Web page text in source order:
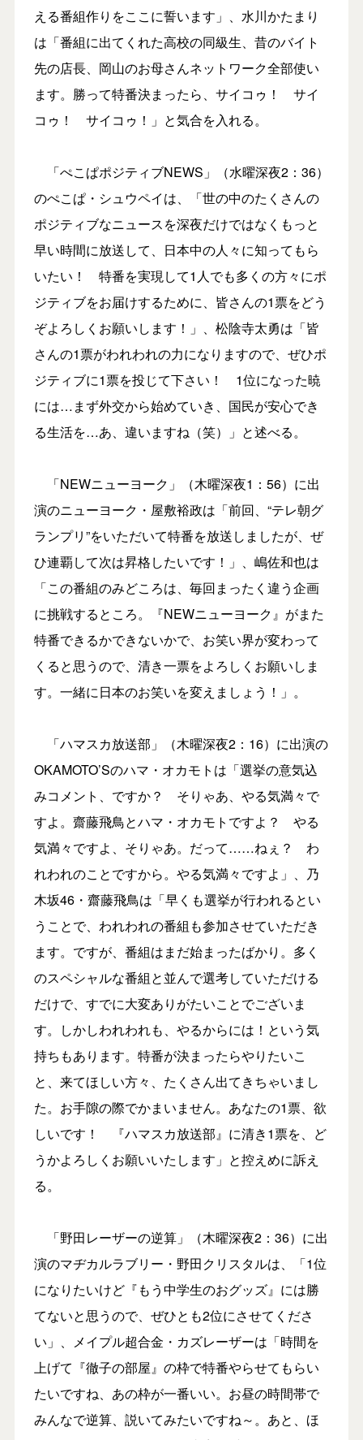
える番組作りをここに誓います」、水川かたまり
は「番組に出てくれた高校の同級生、昔のバイト
先の店長、岡山のお母さんネットワーク全部使い
ます。勝って特番決まったら、サイコゥ！ サイ
コゥ！ サイコゥ！」と気合を入れる。
「ぺこぱポジティブNEWS」（水曜深夜2：36）
のぺこぱ・シュウペイは、「世の中のたくさんの
ポジティブなニュースを深夜だけではなくもっと
早い時間に放送して、日本中の人々に知ってもら
いたい！ 特番を実現して1人でも多くの方々にポ
ジティブをお届けするために、皆さんの1票をどう
ぞよろしくお願いします！」、松陰寺太勇は「皆
さんの1票がわれわれの力になりますので、ぜひポ
ジティブに1票を投じて下さい！ 1位になった暁
には…まず外交から始めていき、国民が安心でき
る生活を…あ、違いますね（笑）」と述べる。
「NEWニューヨーク」（木曜深夜1：56）に出
演のニューヨーク・屋敷裕政は「前回、“テレ朝グ
ランプリ”をいただいて特番を放送しましたが、ぜ
ひ連覇して次は昇格したいです！」、嶋佐和也は
「この番組のみどころは、毎回まったく違う企画
に挑戦するところ。『NEWニューヨーク』がまた
特番できるかできないかで、お笑い界が変わって
くると思うので、清き一票をよろしくお願いしま
す。一緒に日本のお笑いを変えましょう！」。
「ハマスカ放送部」（木曜深夜2：16）に出演の
OKAMOTO’Sのハマ・オカモトは「選挙の意気込
みコメント、ですか？ そりゃあ、やる気満々で
すよ。齋藤飛鳥とハマ・オカモトですよ？ やる
気満々ですよ、そりゃあ。だって……ねぇ？ わ
れわれのことですから。やる気満々ですよ」、乃
木坂46・齋藤飛鳥は「早くも選挙が行われるとい
うことで、われわれの番組も参加させていただき
ます。ですが、番組はまだ始まったばかり。多く
のスペシャルな番組と並んで選考していただける
だけで、すでに大変ありがたいことでございま
す。しかしわれわれも、やるからには！という気
持ちもあります。特番が決まったらやりたいこ
と、来てほしい方々、たくさん出てきちゃいまし
た。お手隙の際でかまいません。あなたの1票、欲
しいです！ 『ハマスカ放送部』に清き1票を、ど
うかよろしくお願いいたします」と控えめに訴え
る。
「野田レーザーの逆算」（木曜深夜2：36）に出
演のマヂカルラブリー・野田クリスタルは、「1位
になりたいけど『もう中学生のおグッズ』には勝
てないと思うので、ぜひとも2位にさせてくださ
い」、メイプル超合金・カズレーザーは「時間を
上げて『徹子の部屋』の枠で特番やらせてもらい
たいですね、あの枠が一番いい。お昼の時間帯で
みんなで逆算、説いてみたいですね～。あと、ほ